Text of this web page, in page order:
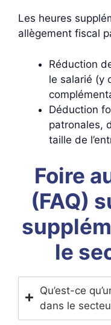
Les heures
allègement fiscal
Réduction
le salarié (y
Déduction
patronales,
taille de
Foire
(FAQ)
le
Qu’est-ce
dans le